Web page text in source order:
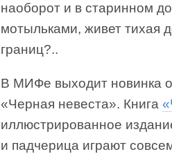
наоборот и в старинном
мотыльками, живет тихая
границ?..
В МИФе выходит новинка
«Черная невеста». Книга
иллюстрированное
и падчерица играют